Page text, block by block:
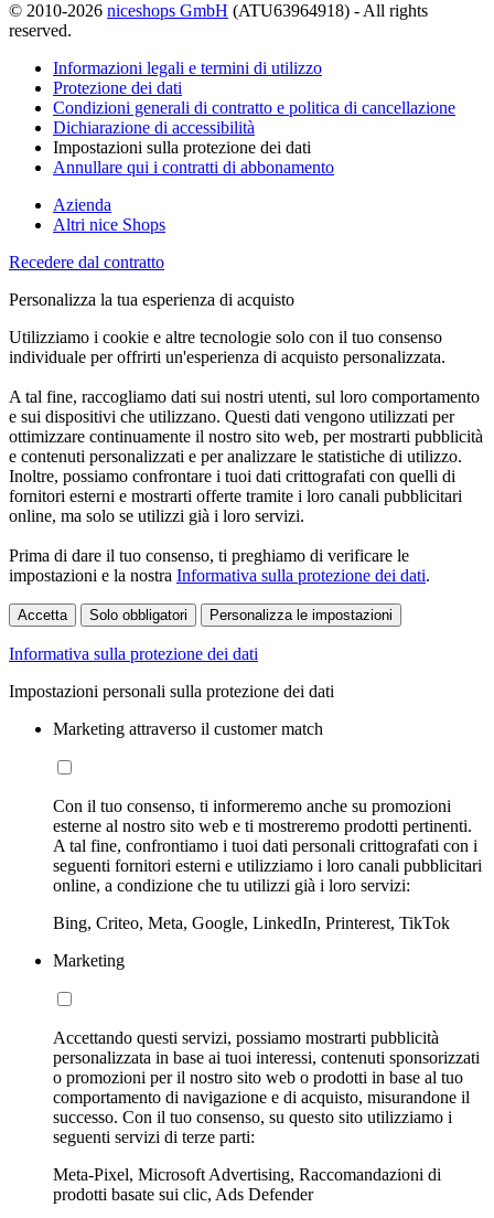
© 2010-2026 niceshops GmbH (ATU63964918) - All rights
reserved.
Informazioni legali e termini di utilizzo
Protezione dei dati
Condizioni generali di contratto e politica di cancellazione
Dichiarazione di accessibilità
Impostazioni sulla protezione dei dati
Annullare qui i contratti di abbonamento
Azienda
Altri nice Shops
Recedere dal contratto
Personalizza la tua esperienza di acquisto
Utilizziamo i cookie e altre tecnologie solo con il tuo consenso
individuale per offrirti un'esperienza di acquisto personalizzata.
A tal fine, raccogliamo dati sui nostri utenti, sul loro comportamento
e sui dispositivi che utilizzano. Questi dati vengono utilizzati per
ottimizzare continuamente il nostro sito web, per mostrarti pubblicità
e contenuti personalizzati e per analizzare le statistiche di utilizzo.
Inoltre, possiamo confrontare i tuoi dati crittografati con quelli di
fornitori esterni e mostrarti offerte tramite i loro canali pubblicitari
online, ma solo se utilizzi già i loro servizi.
Prima di dare il tuo consenso, ti preghiamo di verificare le
impostazioni e la nostra Informativa sulla protezione dei dati.
Accetta Solo obbligatori Personalizza le impostazioni
Informativa sulla protezione dei dati
Impostazioni personali sulla protezione dei dati
Marketing attraverso il customer match
Con il tuo consenso, ti informeremo anche su promozioni
esterne al nostro sito web e ti mostreremo prodotti pertinenti.
A tal fine, confrontiamo i tuoi dati personali crittografati con i
seguenti fornitori esterni e utilizziamo i loro canali pubblicitari
online, a condizione che tu utilizzi già i loro servizi:
Bing, Criteo, Meta, Google, LinkedIn, Printerest, TikTok
Marketing
Accettando questi servizi, possiamo mostrarti pubblicità
personalizzata in base ai tuoi interessi, contenuti sponsorizzati
o promozioni per il nostro sito web o prodotti in base al tuo
comportamento di navigazione e di acquisto, misurandone il
successo. Con il tuo consenso, su questo sito utilizziamo i
seguenti servizi di terze parti:
Meta-Pixel, Microsoft Advertising, Raccomandazioni di
prodotti basate sui clic, Ads Defender